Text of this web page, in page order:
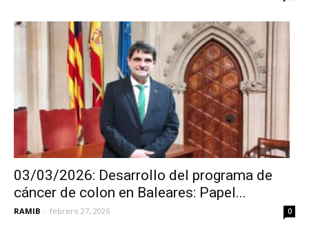
03/03/2026: Desarrollo del programa de
cáncer de colon en Baleares: Papel...
RAMIB - febrero 27, 2026 0